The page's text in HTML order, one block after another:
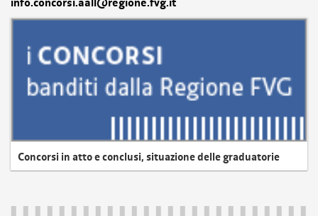
Concorsi in atto e conclusi, situazione delle graduatorie